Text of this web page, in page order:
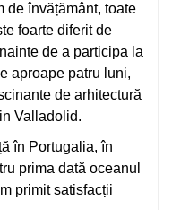
de învățământ, toate
foarte diferit de
de a participa la
aproape patru luni,
de arhitectură
Valladolid.
în Portugalia, în
prima dată oceanul
primit satisfacții